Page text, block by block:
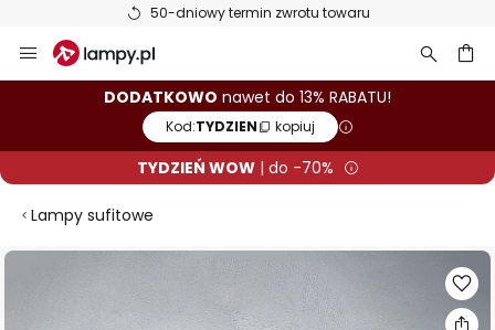
50-dniowy termin zwrotu towaru
Przejdź
do
DODATKOWO nawet do 13% RABATU!
Kod:TYDZIEN kopiuj
TYDZIEŃ WOW| do -70%
Lampy sufitowe
Przejdź